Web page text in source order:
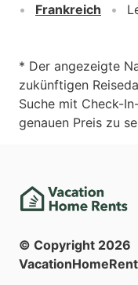
Frankreich
* Der angezeigte
zukünftigen
Suche mit Check-
genauen Preis zu
© Copyright 2026